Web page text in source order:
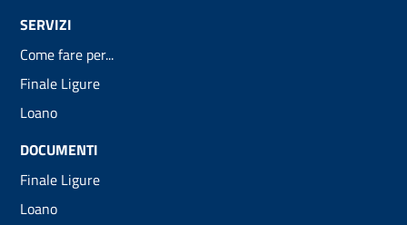
SERVIZI
Come fare per...
Finale Ligure
Loano
DOCUMENTI
Finale Ligure
Loano